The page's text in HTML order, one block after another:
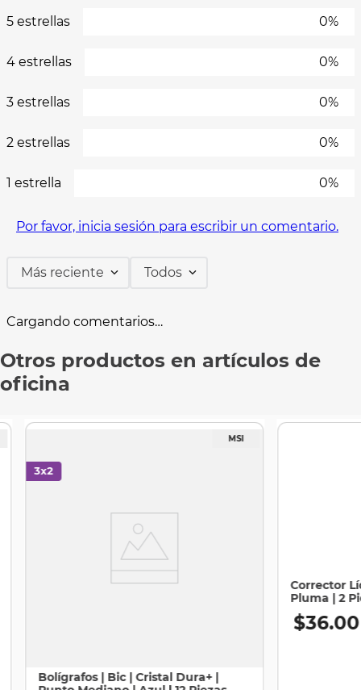
5 estrellas 0%
4 estrellas 0%
3 estrellas 0%
2 estrellas 0%
1 estrella 0%
Por favor, inicia sesión para escribir un comentario.
Más reciente Todos
Cargando comentarios…
Otros productos en artículos de
oficina
Bolígrafos | Bic | Cristal Dura+ |
Corrector
Pluma | 2
$36.00